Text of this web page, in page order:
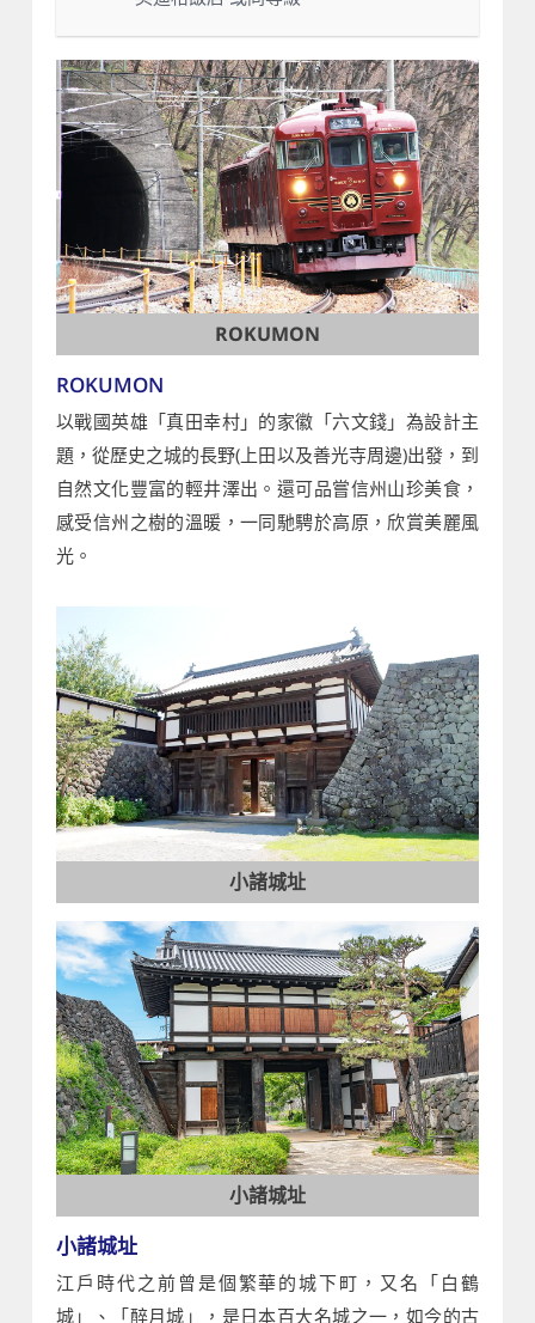
ROKUMON
ROKUMON
以戰國英雄「真田幸村」的家徽「六文錢」為設計主
題，從歷史之城的長野(上田以及善光寺周邊)出發，到
自然文化豐富的輕井澤出。還可品嘗信州山珍美食，
感受信州之樹的溫暖，一同馳騁於高原，欣賞美麗風
光。
小諸城址
小諸城址
小諸城址
江戶時代之前曾是個繁華的城下町，又名「白鶴
城」、「醉月城」，是日本百大名城之一，如今的古